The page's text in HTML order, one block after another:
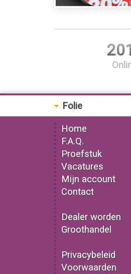
Folie
Home
F.A.Q.
Proefstuk
Vacatures
Mijn account
Contact
Dealer worden
Groothandel
Privacybeleid
Voorwaarden